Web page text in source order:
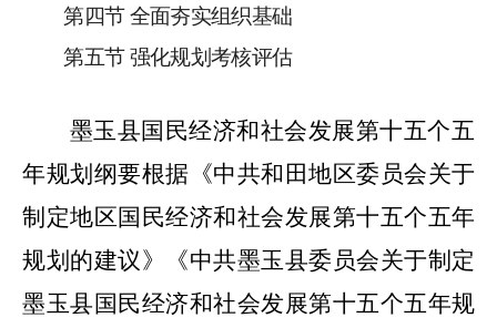
第四节 全面夯实组织基础
第五节 强化规划考核评估
墨玉县国民经济和社会发展第十五个五
年规划纲要根据《中共和田地区委员会关于
制定地区国民经济和社会发展第十五个五年
规划的建议》《中共墨玉县委员会关于制定
墨玉县国民经济和社会发展第十五个五年规